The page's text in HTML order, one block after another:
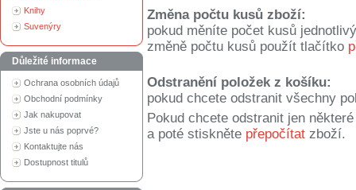
Knihy
Suvenýry
Důležité informace
Ochrana osobních údajů
Obchodní podmínky
Jak nakupovat
Jste u nás poprvé?
Kontaktujte nás
Dostupnost titulů
Změna počtu kusů zboží:
pokud měníte počet kusů
změně počtu kusů použít tlačítko
Odstranění položek z košíku:
pokud chcete odstranit všechny
Pokud chcete odstranit jen
a poté stiskněte přepočítat zboží.